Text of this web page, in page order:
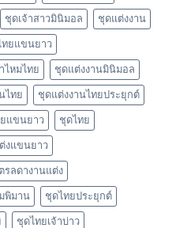
ชุดเจ้าสาวมินิมอล ชุดแต่งงาน
ทยแขนยาว
ไหมไทย ชุดแต่งงานมินิมอล
ไทย ชุดแต่งงานไทยประยุกต์
แขนยาว ชุดไทย
งแขนยาว
รลดางานแต่ง
พิมาน ชุดไทยประยุกต์
ชุดไทยเจ้าบ่าว